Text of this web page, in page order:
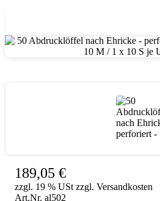
189,05 €
zzgl. 19 % USt zzgl. Versandkosten
Art.Nr. al502